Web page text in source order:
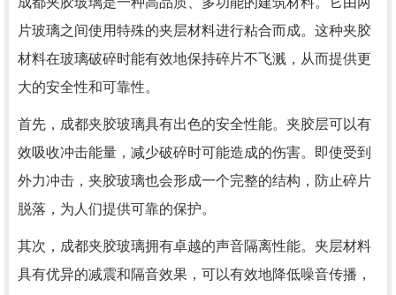
片玻璃之间使用特殊的夹层材料进行粘合而成。这种夹胶
材料在玻璃破碎时能有效地保持碎片不飞溅，从而提供更
大的安全性和可靠性。
首先，成都夹胶玻璃具有出色的安全性能。夹胶层可以有
效吸收冲击能量，减少破碎时可能造成的伤害。即使受到
外力冲击，夹胶玻璃也会形成一个完整的结构，防止碎片
脱落，为人们提供可靠的保护。
其次，成都夹胶玻璃拥有卓越的声音隔离性能。夹层材料
具有优异的减震和隔音效果，可以有效地降低噪音传播，